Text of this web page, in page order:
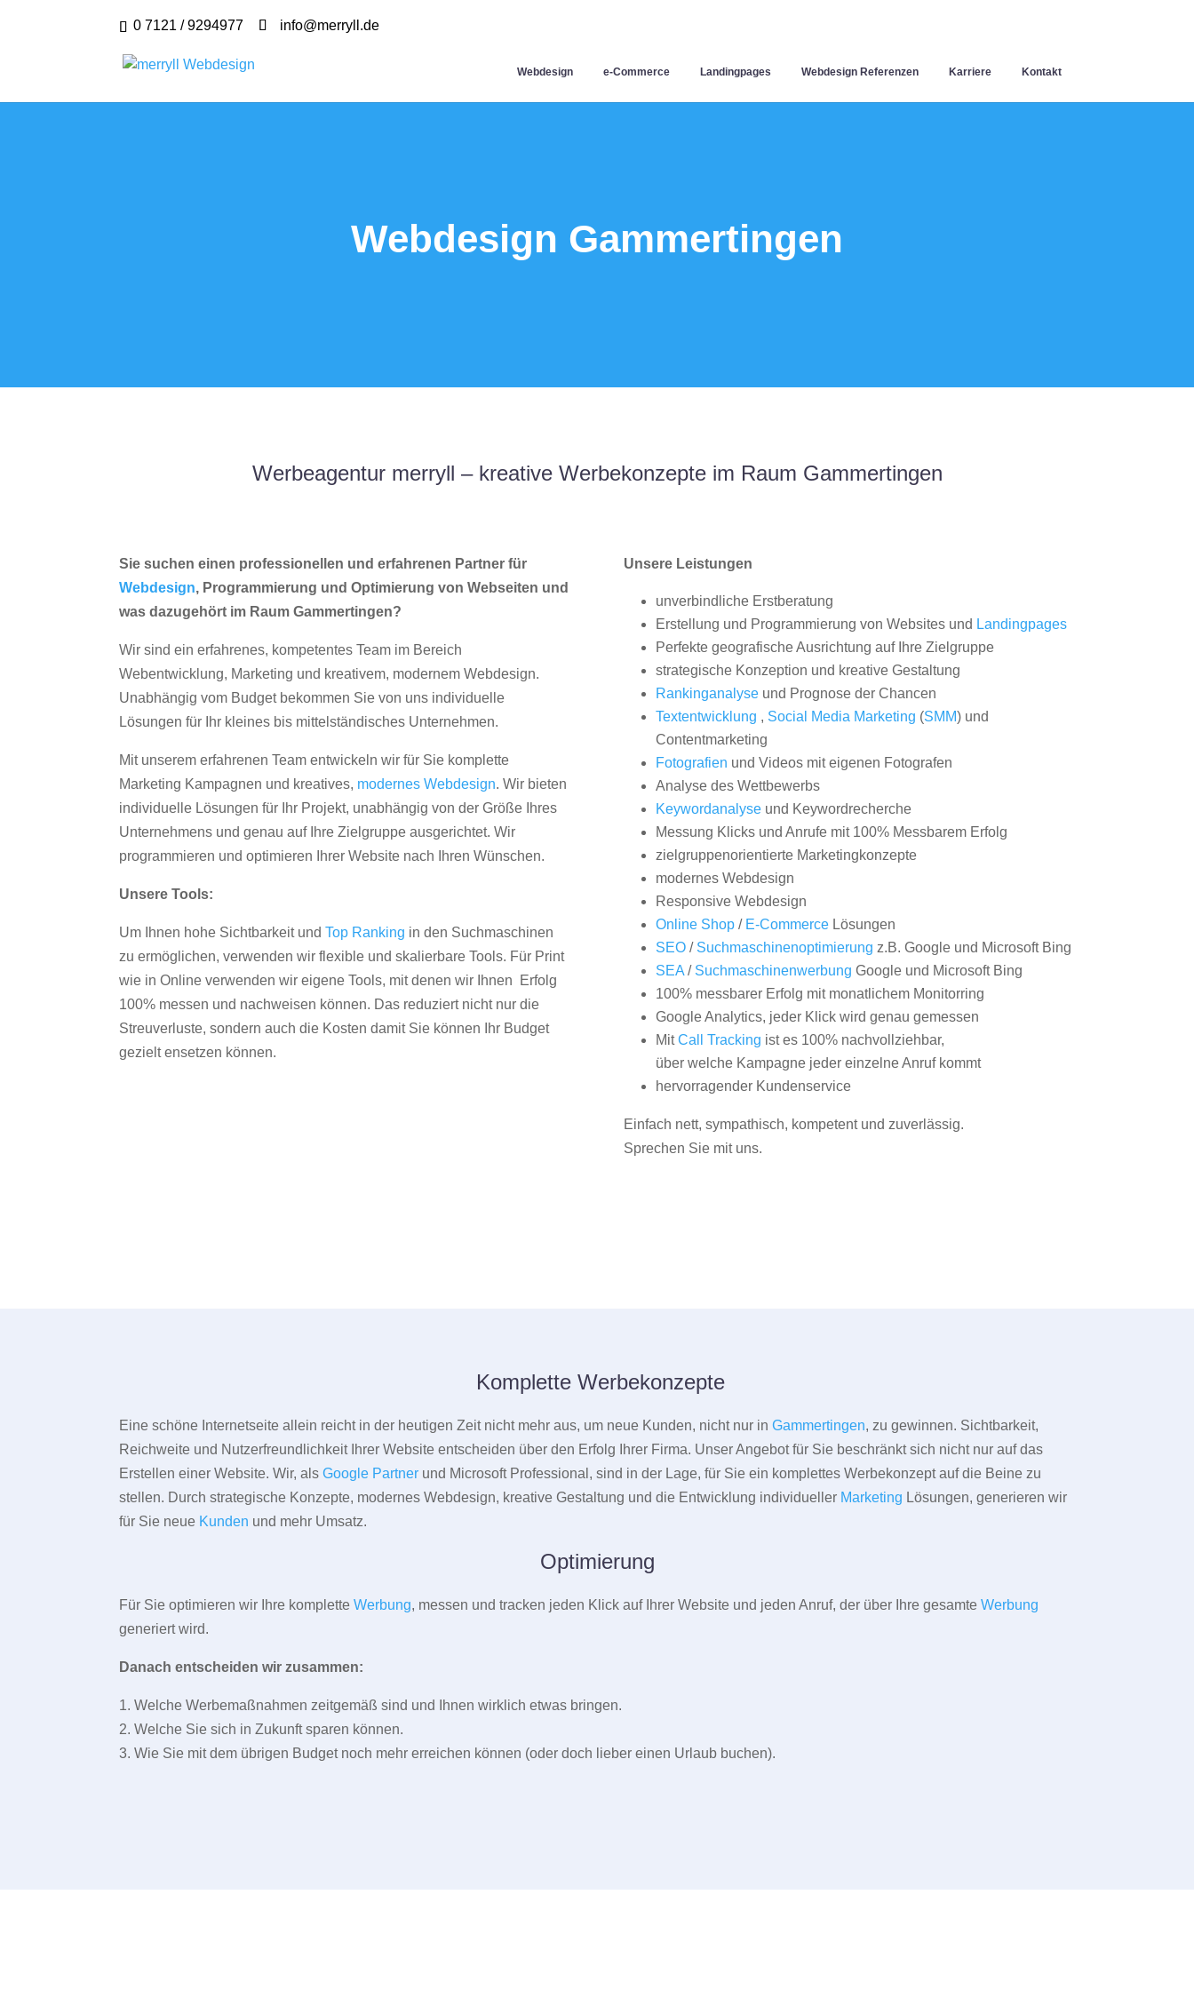
0 7121 / 9294977 info@merryll.de
Webdesign e-Commerce Landingpages Webdesign Referenzen Karriere Kontakt
Webdesign Gammertingen
Werbeagentur merryll – kreative Werbekonzepte im Raum Gammertingen
Sie suchen einen professionellen und erfahrenen Partner für
Webdesign, Programmierung und Optimierung von Webseiten und
was dazugehört im Raum Gammertingen?
Wir sind ein erfahrenes, kompetentes Team im Bereich
Webentwicklung, Marketing und kreativem, modernem Webdesign.
Unabhängig vom Budget bekommen Sie von uns individuelle
Lösungen für Ihr kleines bis mittelständisches Unternehmen.
Mit unserem erfahrenen Team entwickeln wir für Sie komplette
Marketing Kampagnen und kreatives, modernes Webdesign. Wir bieten
individuelle Lösungen für Ihr Projekt, unabhängig von der Größe Ihres
Unternehmens und genau auf Ihre Zielgruppe ausgerichtet. Wir
programmieren und optimieren Ihrer Website nach Ihren Wünschen.
Unsere Tools:
Um Ihnen hohe Sichtbarkeit undTop Ranking in den Suchmaschinen
zu ermöglichen, verwenden wir flexible und skalierbare Tools. Für Print
wie in Online verwenden wir eigene Tools, mit denen wir Ihnen Erfolg
100% messen und nachweisen können. Das reduziert nicht nur die
Streuverluste, sondern auch die Kosten damit Sie können Ihr Budget
gezielt ensetzen können.
Unsere Leistungen
unverbindliche Erstberatung
Erstellung und Programmierung von Websites und Landingpages
Perfekte geografische Ausrichtung auf Ihre Zielgruppe
strategische Konzeption und kreative Gestaltung
Rankinganalyseund Prognose der Chancen
Textentwicklung , Social Media Marketing (SMM) und
Contentmarketing
Fotografien und Videos mit eigenen Fotografen
Analyse des Wettbewerbs
Keywordanalyseund Keywordrecherche
Messung Klicks und Anrufe mit 100% Messbarem Erfolg
zielgruppenorientierte Marketingkonzepte
modernes Webdesign
Responsive Webdesign
Online Shop/ E-CommerceLösungen
SEO/ Suchmaschinenoptimierung z.B. Google und Microsoft Bing
SEA/ Suchmaschinenwerbung Google und Microsoft Bing
100% messbarer Erfolg mit monatlichem Monitorring
Google Analytics, jeder Klick wird genau gemessen
MitCall Tracking ist es 100% nachvollziehbar,
über welche Kampagne jeder einzelne Anruf kommt
hervorragender Kundenservice
Einfach nett, sympathisch, kompetent und zuverlässig.
Sprechen Sie mit uns.
Komplette Werbekonzepte
Eine schöne Internetseite allein reicht in der heutigen Zeit nicht mehr aus, um neue Kunden, nicht nur inGammertingen, zu gewinnen. Sichtbarkeit,
Reichweite und Nutzerfreundlichkeit Ihrer Website entscheiden über den Erfolg Ihrer Firma. Unser Angebot für Sie beschränkt sich nicht nur auf das
Erstellen einer Website. Wir, alsGoogle Partner und Microsoft Professional, sind in der Lage, für Sie ein komplettes Werbekonzept auf die Beine zu
stellen. Durch strategische Konzepte, modernes Webdesign, kreative Gestaltung und die Entwicklung individueller Marketing Lösungen, generieren wir
für Sie neue Kunden und mehr Umsatz.
Optimierung
Für Sie optimieren wir Ihre kompletteWerbung, messen und tracken jeden Klick auf Ihrer Website und jeden Anruf, der über Ihre gesamteWerbung
generiert wird.
Danach entscheiden wir zusammen:
1. Welche Werbemaßnahmen zeitgemäß sind und Ihnen wirklich etwas bringen.
2. Welche Sie sich in Zukunft sparen können.
3. Wie Sie mit dem übrigen Budget noch mehr erreichen können (oder doch lieber einen Urlaub buchen).